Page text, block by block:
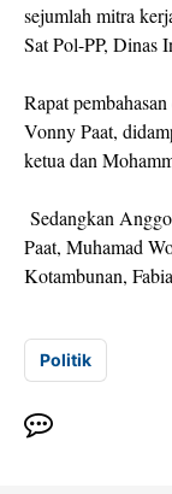
sejumlah mitra
Sat Pol-PP, Dinas
Rapat
Vonny Paat,
ketua dan
Sedangkan
Paat, Muhamad
Kotambunan,
Politik